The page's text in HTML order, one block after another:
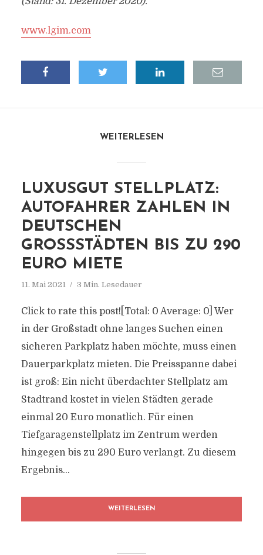
www.lgim.com
WEITERLESEN
LUXUSGUT STELLPLATZ:
AUTOFAHRER ZAHLEN IN
DEUTSCHEN
GROSSSTÄDTEN BIS ZU 290 E
URO MIETE
11. Mai 2021 3 Min. Lesedauer
Click to rate this post![Total: 0 Average: 0] Wer
in der Großstadt ohne langes Suchen einen
sicheren Parkplatz haben möchte, muss einen
Dauerparkplatz mieten. Die Preisspanne dabei
ist groß: Ein nicht überdachter Stellplatz am
Stadtrand kostet in vielen Städten gerade
einmal 20 Euro monatlich. Für einen
Tiefgaragenstellplatz im Zentrum werden
hingegen bis zu 290 Euro verlangt. Zu diesem
Ergebnis...
WEITERLESEN